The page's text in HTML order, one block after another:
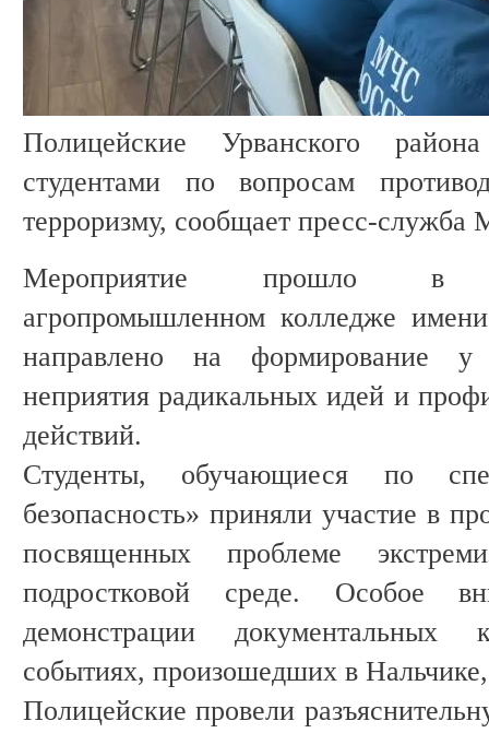
Полицейские Урванского
студентами по вопросам
терроризму, сообщает пресс-
Мероприятие прошло в
агропромышленном колледже
направлено на формирование у
неприятия радикальных идей и
действий.
Студенты, обучающиеся по
безопасность» приняли участие в
посвященных проблеме
подростковой среде. Особое
демонстрации документальных
событиях, произошедших в
Полицейские провели